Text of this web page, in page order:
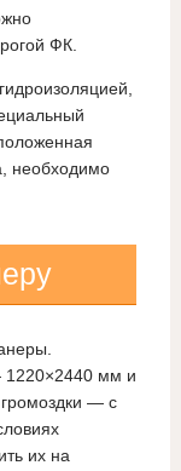
ФК.
необходимо
1220×2440 мм и
— с
их на